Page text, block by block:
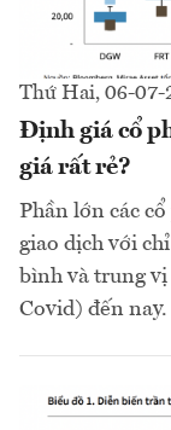
Thứ Hai, 06-07-
Định giá cổ
giá rất rẻ?
Phần lớn các
giao dịch với
bình và trung
Covid) đến nay.